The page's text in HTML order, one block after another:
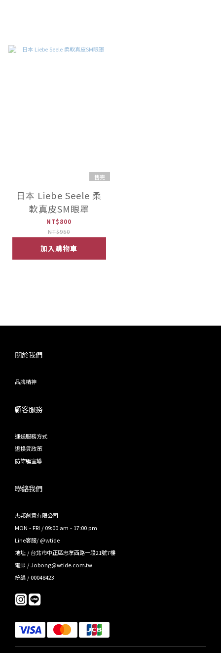
售完
日本 Liebe Seele 柔
軟真皮SM眼罩
NT$800
NT$950
加入購物車
關於我們
品牌精神
顧客服務
運送服務方式
退換貨政策
防詐騙宣導
聯絡我們
杰邦創意有限公司
MON - FRI / 09:00 am - 17:00 pm
Line客服/ @wtide
地址 / 台北市中正區忠孝西路一段21號7樓
電郵 / Jobong@wtide.com.tw
統編 / 00048423